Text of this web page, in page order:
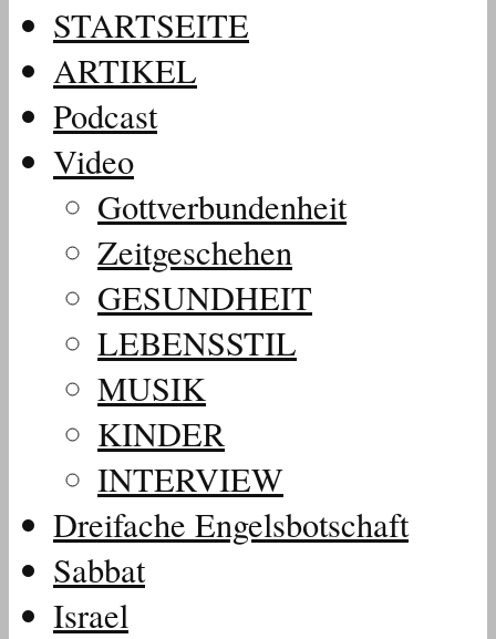
STARTSEITE
ARTIKEL
Podcast
Video
Gottverbundenheit
Zeitgeschehen
GESUNDHEIT
LEBENSSTIL
MUSIK
KINDER
INTERVIEW
Dreifache Engelsbotschaft
Sabbat
Israel